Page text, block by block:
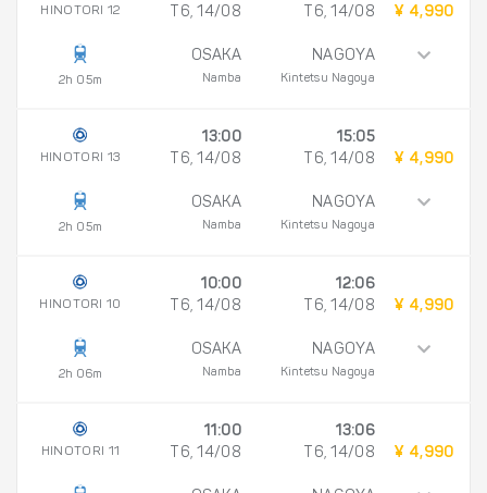
HINOTORI 12
2h 05m
T6, 14/08
OSAKA
Namba
T6, 14/08
NAGOYA
Kintetsu Nagoya
¥ 4,990
HINOTORI 13
2h 05m
13:00
T6, 14/08
OSAKA
Namba
15:05
T6, 14/08
NAGOYA
Kintetsu Nagoya
¥ 4,990
HINOTORI 10
2h 06m
10:00
T6, 14/08
OSAKA
Namba
12:06
T6, 14/08
NAGOYA
Kintetsu Nagoya
¥ 4,990
HINOTORI 11
11:00
T6, 14/08
13:06
T6, 14/08
¥ 4,990